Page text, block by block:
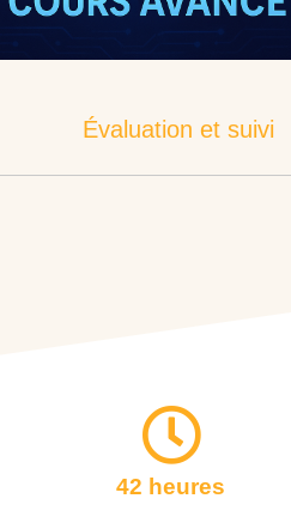
Évaluation et suivi
42 heures